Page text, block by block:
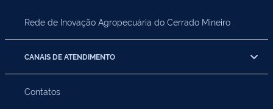
Rede de Inovação Agropecuária do Cerrado Mineiro
CANAIS DE ATENDIMENTO
Contatos